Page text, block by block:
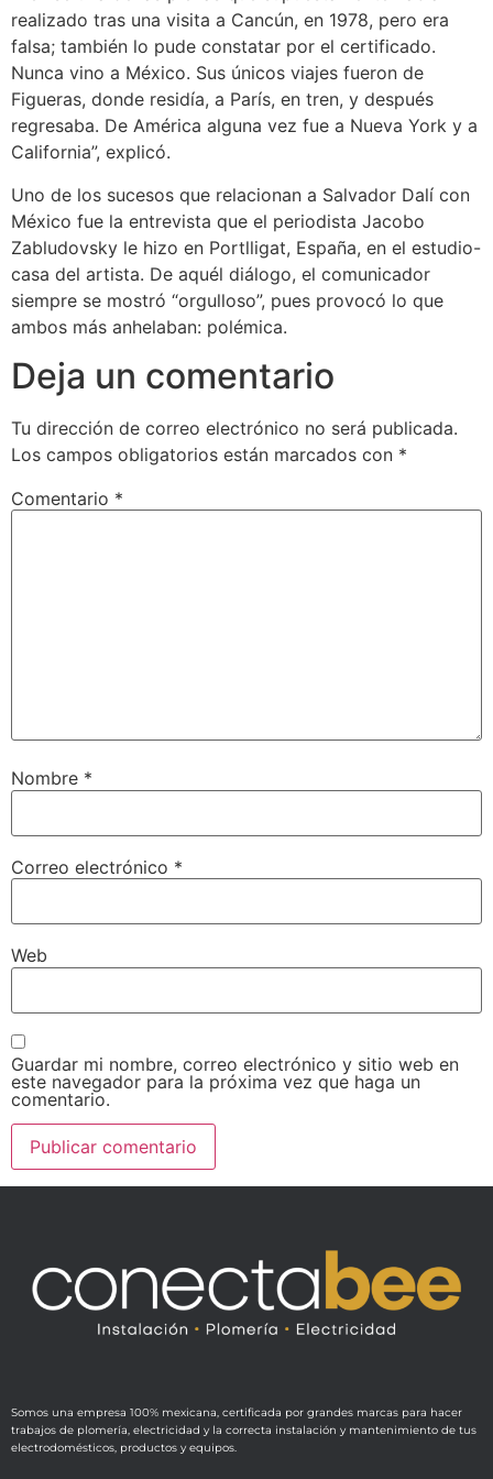
realizado tras una visita a Cancún, en 1978, pero era
falsa; también lo pude constatar por el certificado.
Nunca vino a México. Sus únicos viajes fueron de
Figueras, donde residía, a París, en tren, y después
regresaba. De América alguna vez fue a Nueva York y a
California , explicó.
Uno de los sucesos que relacionan a Salvador Dalí con
México fue la entrevista que el periodista Jacobo
Zabludovsky le hizo en Portlligat, España, en el estudio-
casa del artista. De aquél diálogo, el comunicador
siempre se mostró orgulloso , pues provocó lo que
ambos más anhelaban: polémica.
Deja un comentario
Tu dirección de correo electrónico no será publicada.
Los campos obligatorios están marcados con *
Comentario *
Nombre *
Correo electrónico *
Web
Guardar mi nombre, correo electrónico y sitio web en
este navegador para la próxima vez que haga un
comentario.
Somos una empresa 100% mexicana, certificada por grandes marcas para hacer
trabajos de plomería, electricidad y la correcta instalación y mantenimiento de tus
electrodomésticos, productos y equipos.